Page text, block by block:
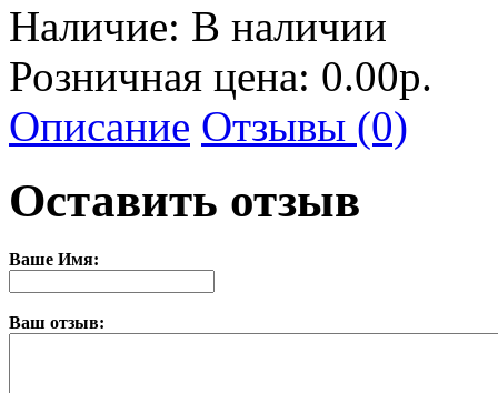
Наличие: В наличии
Розничная цена: 0.00р.
Описание Отзывы (0)
Оставить отзыв
Ваше Имя:
Ваш отзыв: